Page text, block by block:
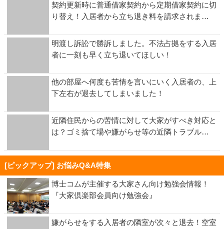
契約更新時に普通借家契約から定期借家契約に切
り替え！入居者から立ち退き料を請求されま…
明渡し訴訟で勝訴しました。不法占拠をする入居
者に一刻も早く立ち退いてほしい！
他の部屋へ何度も苦情を言いにいく入居者の、上
下左右が退去してしまいました！
近隣住民からの苦情に対して大家がすべき対応と
は？ゴミ捨て場や嫌がらせ等の近隣トラブル…
[ピックアップ] お悩みQ&A特集
博士コムが主催する大家さん向け勉強会情報！
『大家倶楽部会員向け勉強会』
嫌がらせをする入居者の隣室が次々と退去！空室